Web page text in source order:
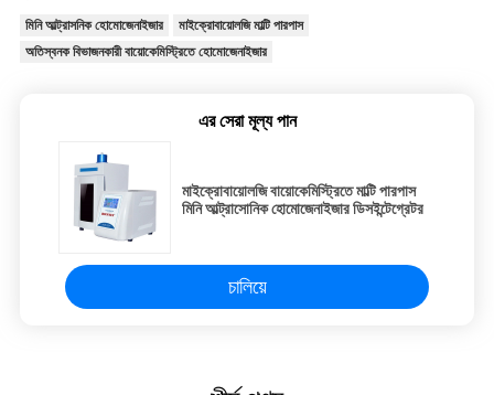
মিনি আল্ট্রাসনিক হোমোজেনাইজার
মাইক্রোবায়োলজি মাল্টি পারপাস
অতিস্বনক বিভাজনকারী বায়োকেমিস্ট্রিতে হোমোজেনাইজার
এর সেরা মূল্য পান
মাইক্রোবায়োলজি বায়োকেমিস্ট্রিতে মাল্টি পারপাস
মিনি আল্ট্রাসোনিক হোমোজেনাইজার ডিসইন্টেগ্রেটর
চালিয়ে